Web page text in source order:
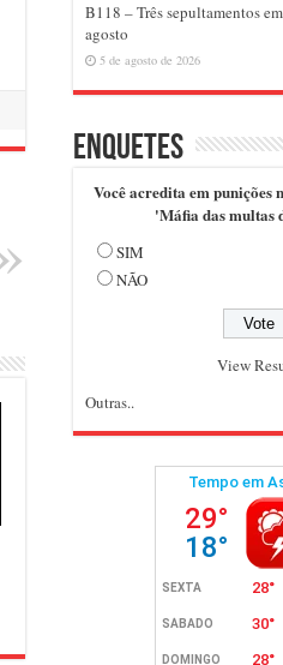
B118 – Três sepultamentos
agosto
5 de agosto de 2026
Enquetes
Você acredita em punições
'Máfia das multas
SIM
NÃO
View
Outras..